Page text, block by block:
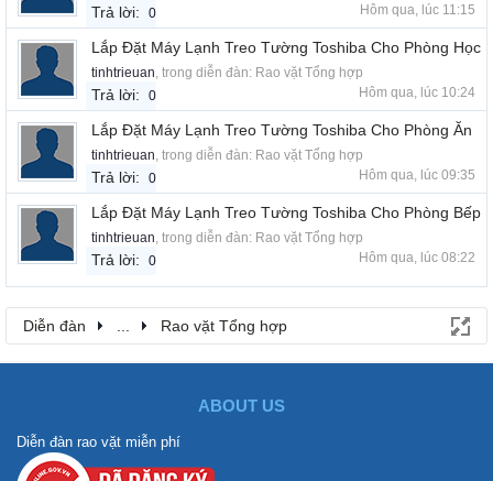
Trả lời: 0 Hôm qua, lúc 11:15
Lắp Đặt Máy Lạnh Treo Tường Toshiba Cho Phòng Học
tinhtrieuan, trong diễn đàn: Rao vặt Tổng hợp
Trả lời: 0 Hôm qua, lúc 10:24
Lắp Đặt Máy Lạnh Treo Tường Toshiba Cho Phòng Ăn
tinhtrieuan, trong diễn đàn: Rao vặt Tổng hợp
Trả lời: 0 Hôm qua, lúc 09:35
Lắp Đặt Máy Lạnh Treo Tường Toshiba Cho Phòng Bếp
tinhtrieuan, trong diễn đàn: Rao vặt Tổng hợp
Trả lời: 0 Hôm qua, lúc 08:22
Diễn đàn ... Rao vặt Tổng hợp
ABOUT US
Diễn đàn rao vặt miễn phí